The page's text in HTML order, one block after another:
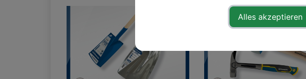
Alles akzeptieren